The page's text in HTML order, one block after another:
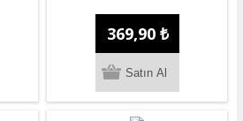
369,90 ₺